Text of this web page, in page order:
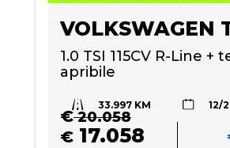
VOLKSWAGEN
1.0 TSI 115CV R-Line +
apribile
33.997 KM 12/
€20.058
€ 17.058